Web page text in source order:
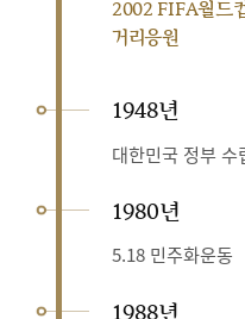
2002 FIFA월드
거리응원
1948년
대한민국 정부 수
1980년
5.18 민주화운동
1988년